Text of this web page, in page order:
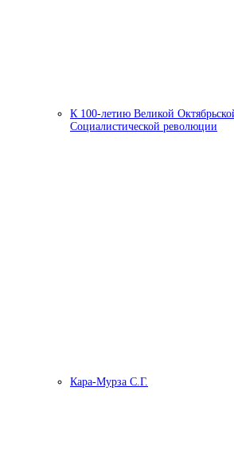
К 100-летию Великой
Социалистической революции
Кара-Мурза С.Г.